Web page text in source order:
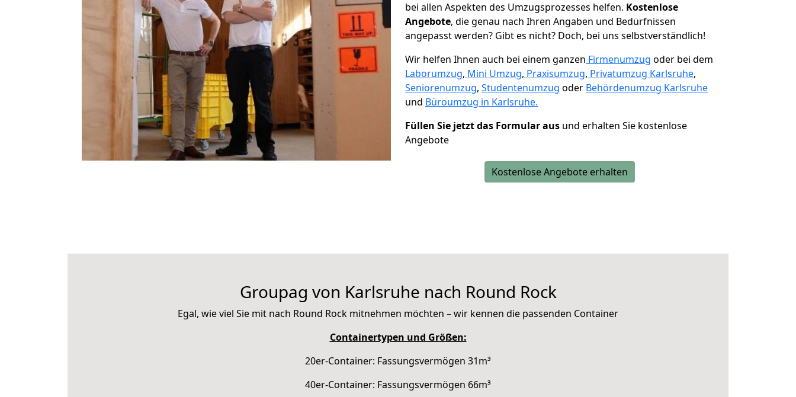
bei allen Aspekten des Umzugsprozesses helfen. Kostenlose
Angebote, die genau nach Ihren Angaben und Bedürfnissen
angepasst werden? Gibt es nicht? Doch, bei uns selbstverständlich!
Wir helfen Ihnen auch bei einem ganzen Firmenumzug oder bei dem
Laborumzug, Mini Umzug, Praxisumzug, Privatumzug Karlsruhe,
Seniorenumzug, Studentenumzug oder Behördenumzug Karlsruhe
und Büroumzug in Karlsruhe.
Füllen Sie jetzt das Formular aus und erhalten Sie kostenlose
Angebote
Kostenlose Angebote erhalten
Groupag von Karlsruhe nach Round Rock
Egal, wie viel Sie mit nach Round Rock mitnehmen möchten – wir kennen die passenden Container
Containertypen und Größen:
20er-Container: Fassungsvermögen 31m³
40er-Container: Fassungsvermögen 66m³